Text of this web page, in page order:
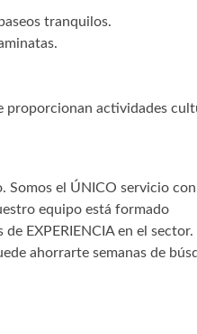
tranquilos.
proporcionan actividades
Somos el ÚNICO servicio con
equipo está formado
EXPERIENCIA en el
ahorrarte semanas de